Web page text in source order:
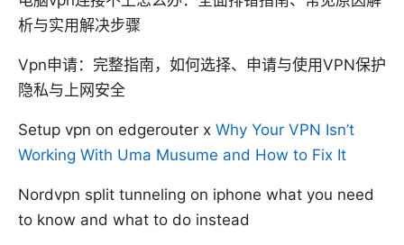
析与实用解决步骤
Vpn申请：完整指南，如何选择、申请与使用VPN保护
隐私与上网安全
Setup vpn on edgerouter x Why Your VPN Isn’t
Working With Uma Musume and How to Fix It
Nordvpn split tunneling on iphone what you need
to know and what to do instead